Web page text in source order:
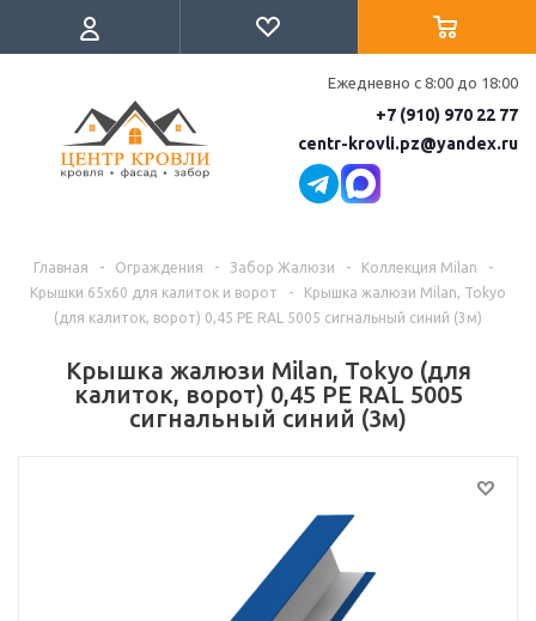
Ежедневно с 8:00 до 18:00
+7 (910) 970 22 77
centr-krovli.pz@yandex.ru
Главная - Ограждения - Забор Жалюзи - Коллекция Milan
-
Крышки 65х60 для калиток и ворот
-
Крышка жалюзи Milan, Tokyo
(для калиток, ворот) 0,45 PE RAL 5005 сигнальный синий (3м)
Крышка жалюзи Milan, Tokyo (для
калиток, ворот) 0,45 PE RAL 5005
сигнальный синий (3м)